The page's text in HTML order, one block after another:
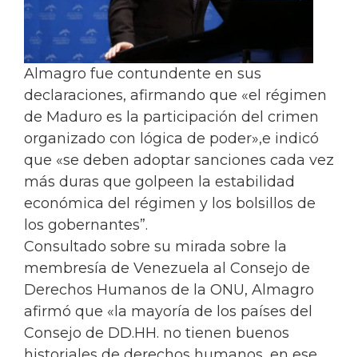
Almagro fue contundente en sus
declaraciones, afirmando que «el régimen
de Maduro es la participación del crimen
organizado con lógica de poder»,e indicó
que «se deben adoptar sanciones cada vez
más duras que golpeen la estabilidad
económica del régimen y los bolsillos de
los gobernantes”.
Consultado sobre su mirada sobre la
membresía de Venezuela al Consejo de
Derechos Humanos de la ONU, Almagro
afirmó que «la mayoría de los países del
Consejo de DD.HH. no tienen buenos